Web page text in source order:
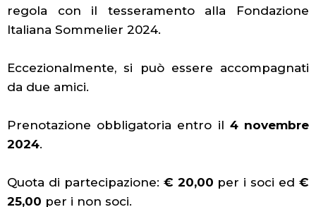
regola con il tesseramento alla Fondazione
Italiana Sommelier 2024.
Eccezionalmente, si può essere accompagnati
da due amici.
Prenotazione obbligatoria entro il 4 novembre
2024.
Quota di partecipazione: € 20,00 per i soci ed€
25,00 per i non soci.